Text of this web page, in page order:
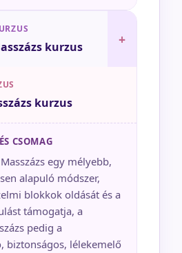
kurzus +
kurzus
CSOMAG
egy mélyebb,
alapuló módszer,
blokkok oldását és a
támogatja, a
pedig a
biztonságos, lélekemelő